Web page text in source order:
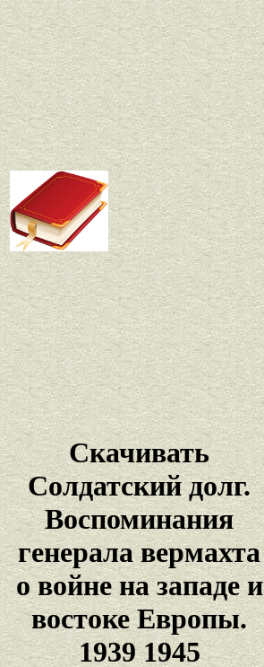
Скачивать
Солдатский долг.
Воспоминания
генерала вермахта
о войне на западе и
востоке Европы.
1939 1945